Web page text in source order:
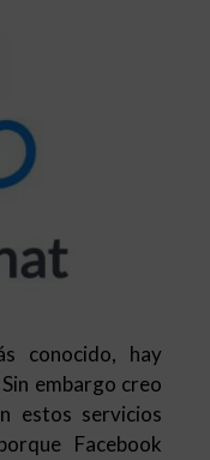
conocido, hay
embargo creo
estos servicios
Facebook